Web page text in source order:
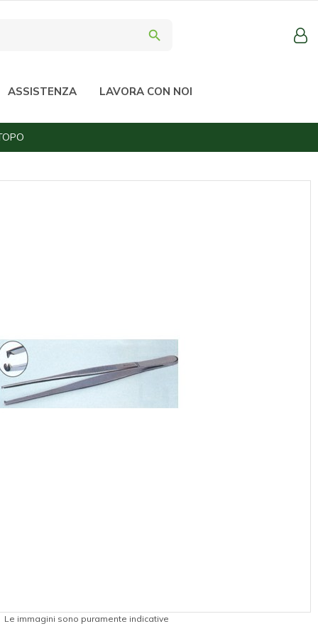
search
ASSISTENZA LAVORA CON NOI
Le immagini sono puramente indicative